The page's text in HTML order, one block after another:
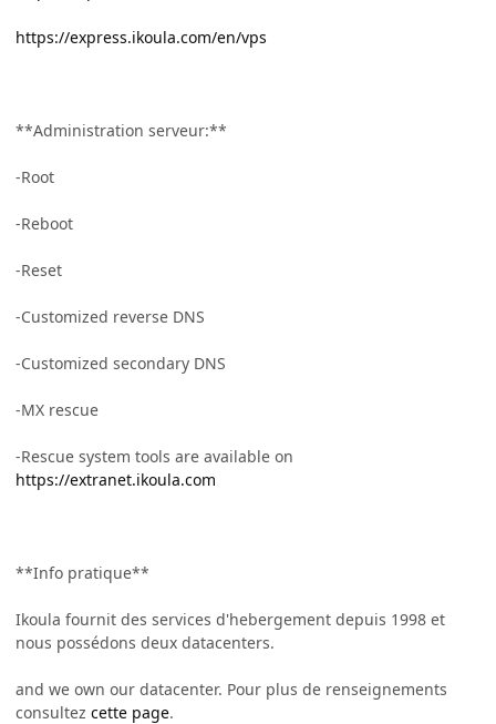
https://express.ikoula.com/en/vps
**Administration serveur:**
-Root
-Reboot
-Reset
-Customized reverse DNS
-Customized secondary DNS
-MX rescue
-Rescue system tools are available on
https://extranet.ikoula.com
**Info pratique**
Ikoula fournit des services d'hebergement depuis 1998 et
nous possédons deux datacenters.
and we own our datacenter. Pour plus de renseignements
consultez cette page.